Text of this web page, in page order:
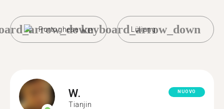
Portoghese Lüliang
keyboard_arrow_down
W.
Tianjin
NUOVO